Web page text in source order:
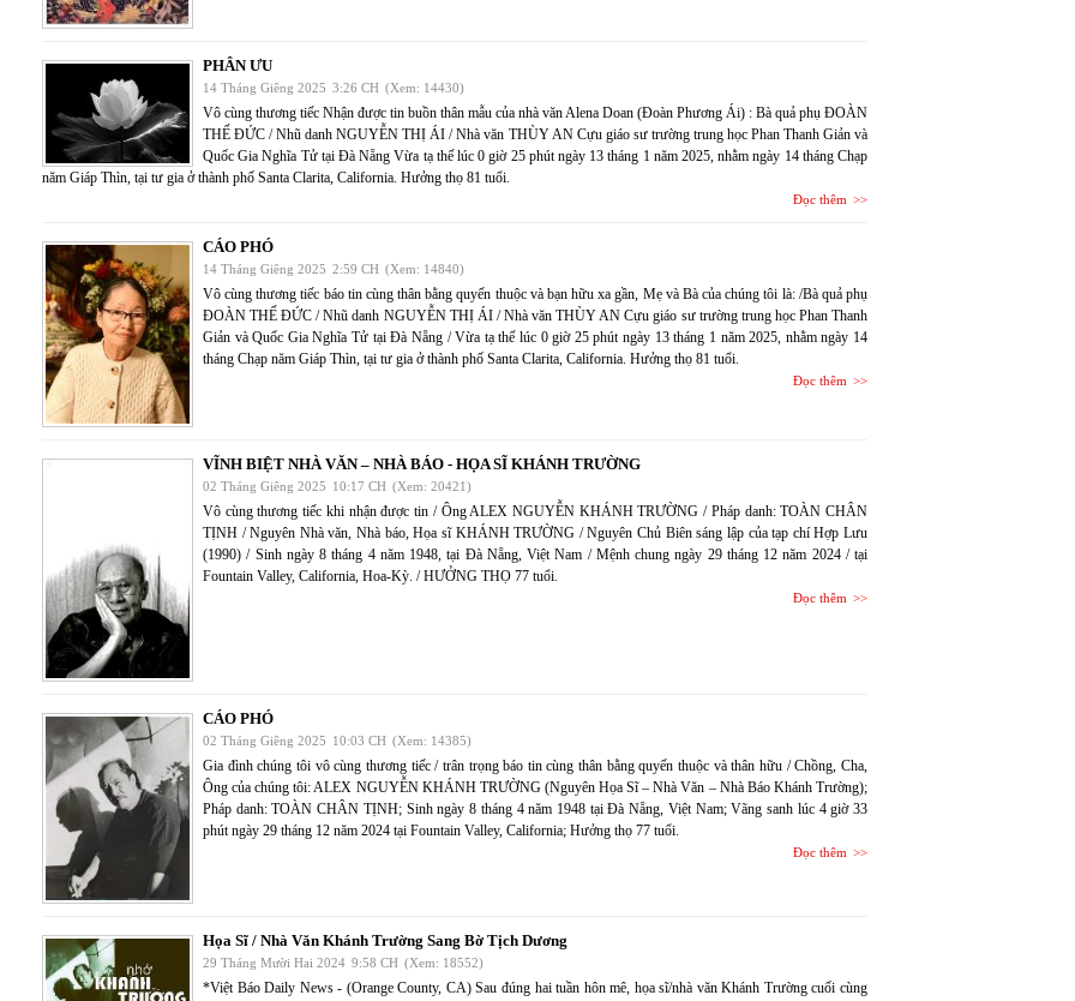
PHÂN ƯU
14 Tháng Giêng 2025 3:26 CH (Xem: 14430)
Vô cùng thương tiếc Nhận được tin buồn thân mẫu của nhà văn Alena Doan (Đoàn Phương Ái) : Bà quả phụ ĐOÀN
THẾ ĐỨC / Nhũ danh NGUYỄN THỊ ÁI / Nhà văn THÙY AN Cựu giáo sư trường trung học Phan Thanh Giản và
Quốc Gia Nghĩa Tử tại Đà Nẵng Vừa tạ thế lúc 0 giờ 25 phút ngày 13 tháng 1 năm 2025, nhằm ngày 14 tháng Chạp
năm Giáp Thìn, tại tư gia ở thành phố Santa Clarita, California. Hưởng thọ 81 tuổi.
Đọc thêm
CÁO PHÓ
14 Tháng Giêng 2025 2:59 CH (Xem: 14840)
Vô cùng thương tiếc báo tin cùng thân bằng quyến thuộc và bạn hữu xa gần, Mẹ và Bà của chúng tôi là: /Bà quả phụ
ĐOÀN THẾ ĐỨC / Nhũ danh NGUYỄN THỊ ÁI / Nhà văn THÙY AN Cựu giáo sư trường trung học Phan Thanh
Giản và Quốc Gia Nghĩa Tử tại Đà Nẵng / Vừa tạ thế lúc 0 giờ 25 phút ngày 13 tháng 1 năm 2025, nhằm ngày 14
tháng Chạp năm Giáp Thìn, tại tư gia ở thành phố Santa Clarita, California. Hưởng thọ 81 tuổi.
Đọc thêm
VĨNH BIỆT NHÀ VĂN – NHÀ BÁO - HỌA SĨ KHÁNH TRƯỜNG
02 Tháng Giêng 2025 10:17 CH (Xem: 20421)
Vô cùng thương tiếc khi nhận được tin / Ông ALEX NGUYỄN KHÁNH TRƯỜNG / Pháp danh: TOÀN CHÂN
TỊNH / Nguyên Nhà văn, Nhà báo, Họa sĩ KHÁNH TRƯỜNG / Nguyên Chủ Biên sáng lập của tạp chí Hợp Lưu
(1990) / Sinh ngày 8 tháng 4 năm 1948, tại Đà Nẵng, Việt Nam / Mệnh chung ngày 29 tháng 12 năm 2024 / tại
Fountain Valley, California, Hoa-Kỳ. / HƯỞNG THỌ 77 tuổi.
Đọc thêm
CÁO PHÓ
02 Tháng Giêng 2025 10:03 CH (Xem: 14385)
Gia đình chúng tôi vô cùng thương tiếc / trân trọng báo tin cùng thân bằng quyến thuộc và thân hữu / Chồng, Cha,
Ông của chúng tôi: ALEX NGUYỄN KHÁNH TRƯỜNG (Nguyên Họa Sĩ – Nhà Văn – Nhà Báo Khánh Trường);
Pháp danh: TOÀN CHÂN TỊNH; Sinh ngày 8 tháng 4 năm 1948 tại Đà Nẵng, Việt Nam; Vãng sanh lúc 4 giờ 33
phút ngày 29 tháng 12 năm 2024 tại Fountain Valley, California; Hưởng thọ 77 tuổi.
Đọc thêm
Họa Sĩ / Nhà Văn Khánh Trường Sang Bờ Tịch Dương
29 Tháng Mười Hai 2024 9:58 CH (Xem: 18552)
*Việt Báo Daily News - (Orange County, CA) Sau đúng hai tuần hôn mê, họa sĩ/nhà văn Khánh Trường cuối cùng